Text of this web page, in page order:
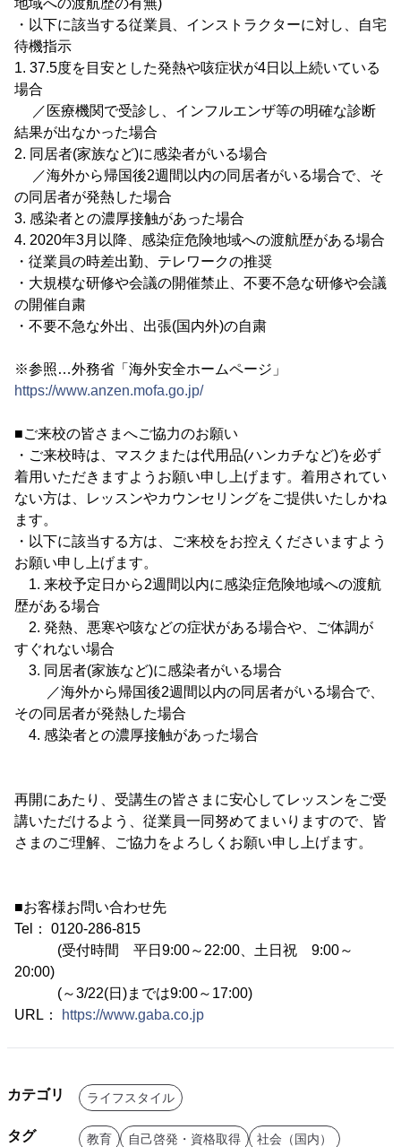
地域への渡航歴の有無)
・以下に該当する従業員、インストラクターに対し、自宅
待機指示
1. 37.5度を目安とした発熱や咳症状が4日以上続いている
場合
／医療機関で受診し、インフルエンザ等の明確な診断
結果が出なかった場合
2. 同居者(家族など)に感染者がいる場合
／海外から帰国後2週間以内の同居者がいる場合で、そ
の同居者が発熱した場合
3. 感染者との濃厚接触があった場合
4. 2020年3月以降、感染症危険地域への渡航歴がある場合
・従業員の時差出勤、テレワークの推奨
・大規模な研修や会議の開催禁止、不要不急な研修や会議
の開催自粛
・不要不急な外出、出張(国内外)の自粛
※参照…外務省「海外安全ホームページ」
https://www.anzen.mofa.go.jp/
■ご来校の皆さまへご協力のお願い
・ご来校時は、マスクまたは代用品(ハンカチなど)を必ず
着用いただきますようお願い申し上げます。着用されてい
ない方は、レッスンやカウンセリングをご提供いたしかね
ます。
・以下に該当する方は、ご来校をお控えくださいますよう
お願い申し上げます。
1. 来校予定日から2週間以内に感染症危険地域への渡航
歴がある場合
2. 発熱、悪寒や咳などの症状がある場合や、ご体調が
すぐれない場合
3. 同居者(家族など)に感染者がいる場合
／海外から帰国後2週間以内の同居者がいる場合で、
その同居者が発熱した場合
4. 感染者との濃厚接触があった場合
再開にあたり、受講生の皆さまに安心してレッスンをご受
講いただけるよう、従業員一同努めてまいりますので、皆
さまのご理解、ご協力をよろしくお願い申し上げます。
■お客様お問い合わせ先
Tel： 0120-286-815
(受付時間 平日9:00～22:00、土日祝 9:00～
20:00)
(～3/22(日)までは9:00～17:00)
URL：
https://www.gaba.co.jp
カテゴリ ライフスタイル
タグ 教育 自己啓発・資格取得 社会（国内）